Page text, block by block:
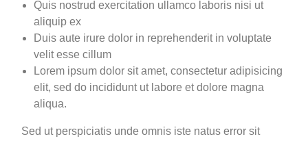
Quis nostrud exercitation ullamco laboris nisi ut
aliquip ex
Duis aute irure dolor in reprehenderit in voluptate
velit esse cillum
Lorem ipsum dolor sit amet, consectetur adipisicing
elit, sed do incididunt ut labore et dolore magna
aliqua.
Sed ut perspiciatis unde omnis iste natus error sit